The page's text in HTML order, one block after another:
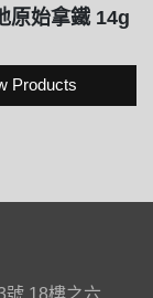
原始拿鐵 14g
Products
號 18樓之六